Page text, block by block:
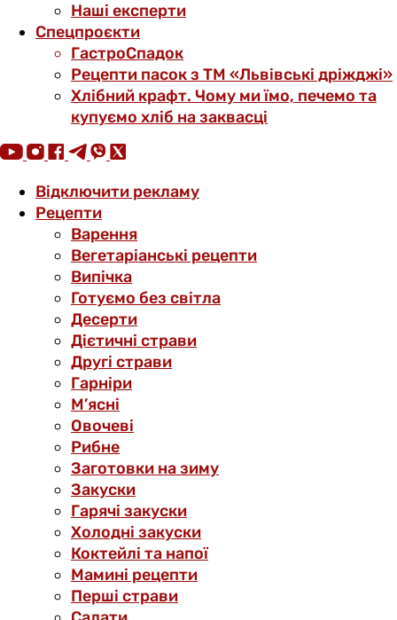
Наші експерти
Спецпроєкти
ГастроСпадок
Рецепти пасок з ТМ «Львівські дріжджі»
Хлібний крафт. Чому ми їмо, печемо та
купуємо хліб на заквасці
Відключити рекламу
Рецепти
Варення
Вегетаріанські рецепти
Випічка
Готуємо без світла
Десерти
Дієтичні страви
Другі страви
Гарніри
М’ясні
Овочеві
Рибне
Заготовки на зиму
Закуски
Гарячі закуски
Холодні закуски
Коктейлі та напої
Мамині рецепти
Перші страви